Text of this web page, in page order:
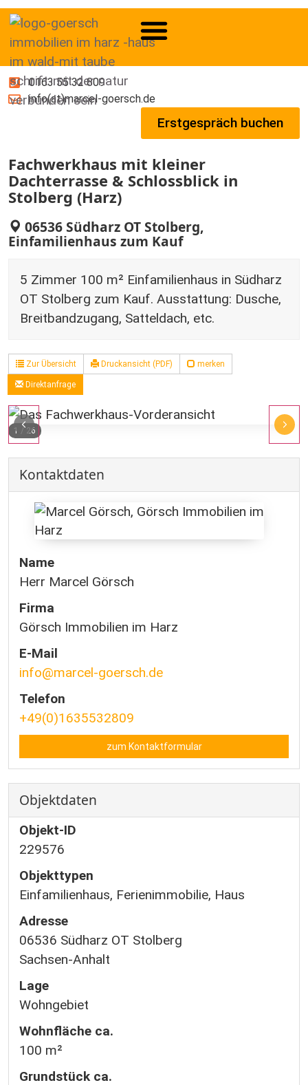
0163 55 32 809
info(at)marcel-goersch.de
Erstgespräch buchen
Fachwerkhaus mit kleiner
Dachterrasse & Schlossblick in
Stolberg (Harz)
06536 Südharz OT Stolberg,
Einfamilienhaus zum Kauf
5 Zimmer 100 m² Einfamilienhaus in Südharz
OT Stolberg zum Kauf. Ausstattung: Dusche,
Breitbandzugang, Satteldach, etc.
Zur Übersicht Druckansicht (PDF) merken
Direktanfrage
1 /26
Kontaktdaten
Name
Herr Marcel Görsch
Firma
Görsch Immobilien im Harz
E-Mail
info@marcel-goersch.de
Telefon
+49(0)1635532809
zum Kontaktformular
Objektdaten
Objekt-ID
229576
Objekttypen
Einfamilienhaus, Ferienimmobilie, Haus
Adresse
06536 Südharz OT Stolberg
Sachsen-Anhalt
Lage
Wohngebiet
Wohnfläche ca.
100 m²
Grund­stück ca.